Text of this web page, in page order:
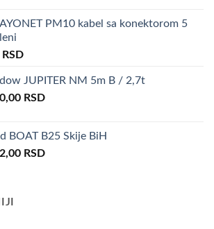
PM10 kabel sa konektorom 5
RSD
JUPITER NM 5m B / 2,7t
RSD
BOAT B25 Skije BiH
RSD